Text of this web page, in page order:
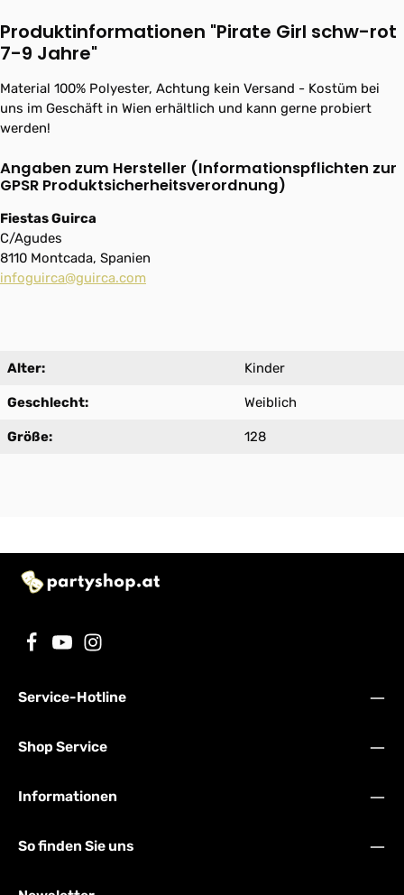
Produktinformationen "Pirate Girl schw-rot
7-9 Jahre"
Material 100% Polyester, Achtung kein Versand - Kostüm bei
uns im Geschäft in Wien erhältlich und kann gerne probiert
werden!
Angaben zum Hersteller (Informationspflichten zur
GPSR Produktsicherheitsverordnung)
Fiestas Guirca
C/Agudes
8110 Montcada, Spanien
infoguirca@guirca.com
Alter: Kinder
Geschlecht: Weiblich
Größe: 128
Service-Hotline
Shop Service
Informationen
So finden Sie uns